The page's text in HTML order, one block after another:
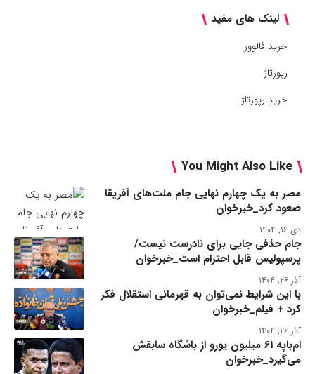
لینک های مفید
خرید فالوور
رپورتاژ
خرید رپورتاژ
You Might Also Like
مصر به یک چهارم نهایی جام ملت‌های آفریقا
صعود کرد_خبرخوان
دی ۱۶, ۱۴۰۴
جام حذفی جایی برای نادرست نیست/
پرسپولیس قابل احترام است_خبرخوان
آذر ۲۶, ۱۴۰۴
با این شرایط نمی‌توان به قهرمانی استقلال فکر
کرد + فیلم_خبرخوان
آذر ۲۶, ۱۴۰۴
ام‌باپه ۶۱ میلیون یورو از باشگاه سابقش
می‌گیرد_خبرخوان